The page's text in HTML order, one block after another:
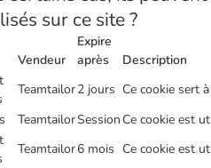
sur ce site ?
Vendeur
Expire
après
Description
Teamtailor2 jours Ce cookie sert
TeamtailorSession Ce cookie est
Teamtailor6 mois Ce cookie est